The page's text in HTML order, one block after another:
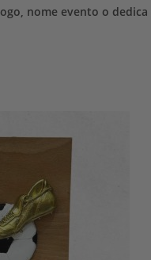
nome evento o dedica